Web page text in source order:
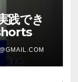
践でき